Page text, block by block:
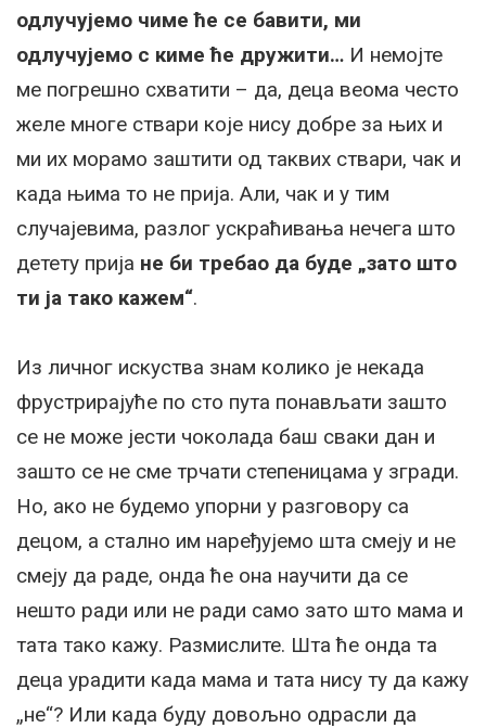
одлучујемо чиме ће се бавити, ми
одлучујемо с киме ће дружити… И немојте
ме погрешно схватити – да, деца веома често
желе многе ствари које нису добре за њих и
ми их морамо заштити од таквих ствари, чак и
када њима то не прија. Али, чак и у тим
случајевима, разлог ускраћивања нечега што
детету прија не би требао да буде „зато што
ти ја тако кажем“.
Из личног искуства знам колико је некада
фрустрирајуће по сто пута понављати зашто
се не може јести чоколада баш сваки дан и
зашто се не сме трчати степеницама у згради.
Но, ако не будемо упорни у разговору са
децом, а стално им наређујемо шта смеју и не
смеју да раде, онда ће она научити да се
нешто ради или не ради само зато што мама и
тата тако кажу. Размислите. Шта ће онда та
деца урадити када мама и тата нису ту да кажу
„не“? Или када буду довољно одрасли да